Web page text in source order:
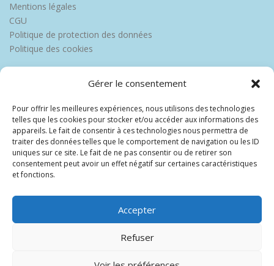
Gérer le consentement
Pour offrir les meilleures expériences, nous utilisons des technologies
telles que les cookies pour stocker et/ou accéder aux informations des
appareils. Le fait de consentir à ces technologies nous permettra de
traiter des données telles que le comportement de navigation ou les ID
uniques sur ce site. Le fait de ne pas consentir ou de retirer son
consentement peut avoir un effet négatif sur certaines caractéristiques
et fonctions.
Accepter
Refuser
Mentions légales
CGU
Politique de protection des données
Politique des cookies